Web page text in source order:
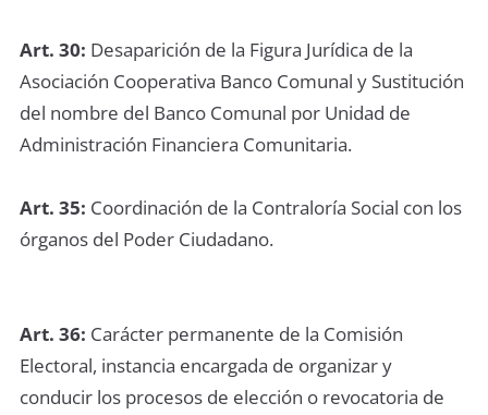
Art. 30: Desaparición de la Figura Jurídica de la
Asociación Cooperativa Banco Comunal y Sustitución
del nombre del Banco Comunal por Unidad de
Administración Financiera Comunitaria.
Art. 35: Coordinación de la Contraloría Social con los
órganos del Poder Ciudadano.
Art. 36: Carácter permanente de la Comisión
Electoral, instancia encargada de organizar y
conducir los procesos de elección o revocatoria de